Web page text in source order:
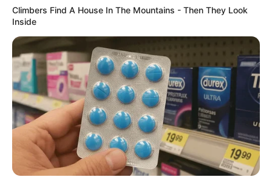
Climbers Find A House In The Mountains - Then They Look
Inside